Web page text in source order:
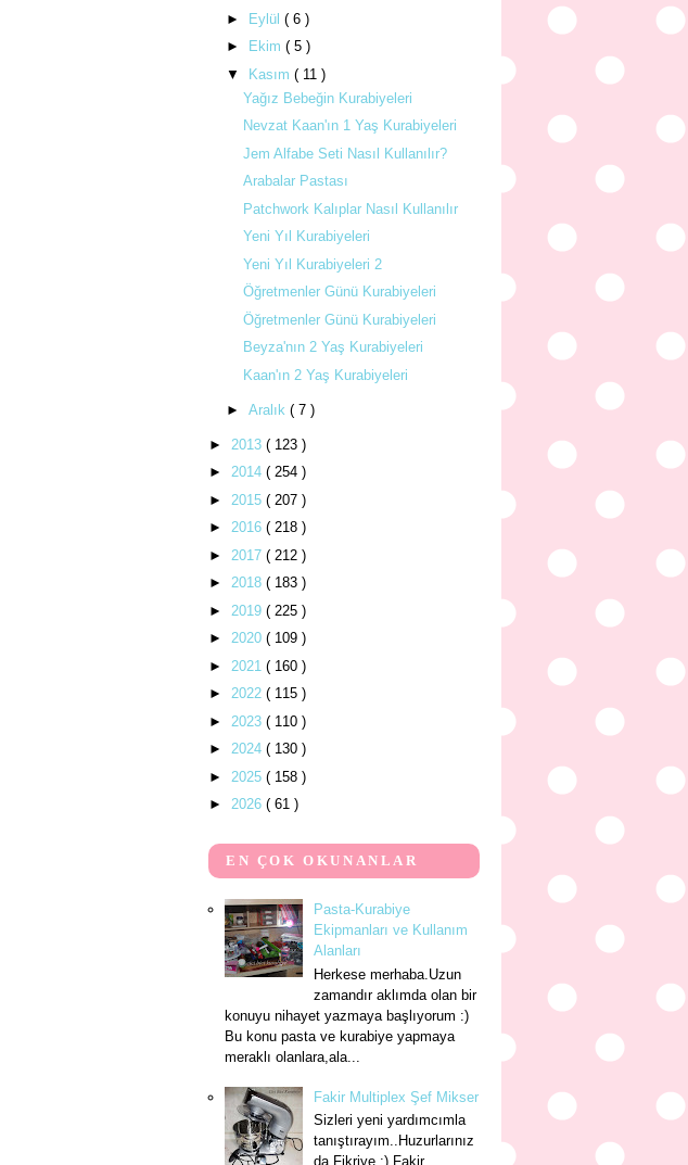
► Eylül ( 6 )
►
Ekim ( 5 )
▼ Kasım ( 11 )
Yağız Bebeğin Kurabiyeleri
Nevzat Kaan'ın 1 Yaş Kurabiyeleri
Jem Alfabe Seti Nasıl Kullanılır?
Arabalar Pastası
Patchwork Kalıplar Nasıl Kullanılır
Yeni Yıl Kurabiyeleri
Yeni Yıl Kurabiyeleri 2
Öğretmenler Günü Kurabiyeleri
Öğretmenler Günü Kurabiyeleri
Beyza'nın 2 Yaş Kurabiyeleri
Kaan'ın 2 Yaş Kurabiyeleri
► Aralık ( 7 )
► 2013 ( 123 )
► 2014 ( 254 )
► 2015 ( 207 )
► 2016 ( 218 )
► 2017 ( 212 )
► 2018 ( 183 )
► 2019 ( 225 )
► 2020 ( 109 )
► 2021 ( 160 )
► 2022 ( 115 )
► 2023 ( 110 )
► 2024 ( 130 )
► 2025 ( 158 )
► 2026 ( 61 )
EN ÇOK OKUNANLAR
Pasta-Kurabiye
Ekipmanları ve Kullanım
Alanları
Herkese merhaba.Uzun
zamandır aklımda olan bir
konuyu nihayet yazmaya başlıyorum :)
Bu konu pasta ve kurabiye yapmaya
meraklı olanlara,ala...
Fakir Multiplex Şef Mikser
Sizleri yeni yardımcımla
tanıştırayım..Huzurlarınız
da Fikriye :) Fakir